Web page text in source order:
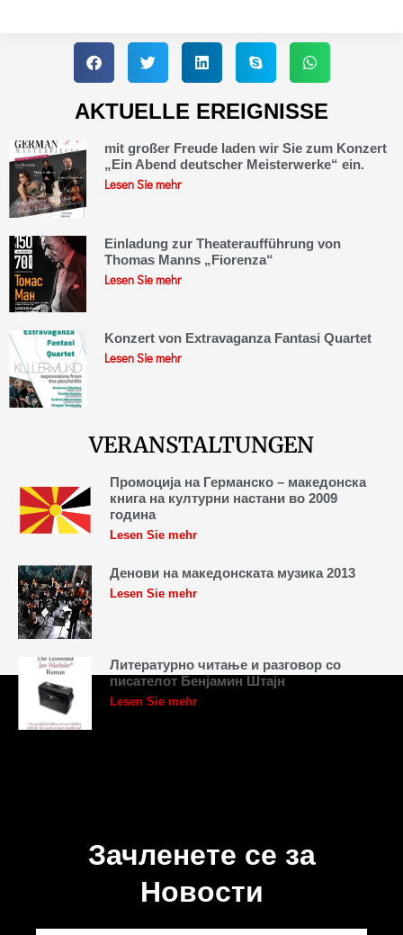
AKTUELLE EREIGNISSE
mit großer Freude laden wir Sie zum Konzert
„Ein Abend deutscher Meisterwerke“ ein.
Lesen Sie mehr
Einladung zur Theateraufführung von
Thomas Manns „Fiorenza“
Lesen Sie mehr
Konzert von Extravaganza Fantasi Quartet
Lesen Sie mehr
VERANSTALTUNGEN
Промоција на Германско – македонска
книга на културни настани во 2009
година
Lesen Sie mehr
Денови на македонската музика 2013
Lesen Sie mehr
Литературно читање и разговор со
писателот Бенјамин Штајн
Lesen Sie mehr
Зачленете се за
Новости